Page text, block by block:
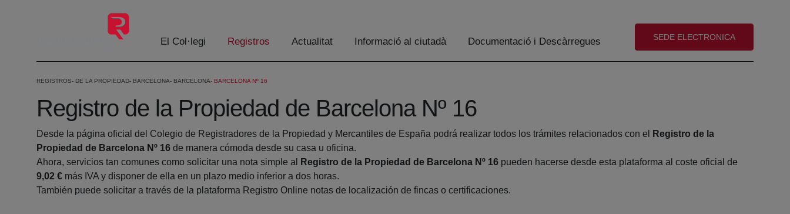
Salta al contingut principal
El Col·legi Registros Actualitat Informació al ciutadà Documentació i Descàrregues (abre en nueva ventana)
SEDE ELECTRONICA
REGISTROS DE LA PROPIEDAD BARCELONA BARCELONA BARCELONA Nº 16
Registro de la Propiedad de Barcelona Nº 16
Desde la página oficial del Colegio de Registradores de la Propiedad y Mercantiles de España podrá realizar todos los trámites relacionados con el
Registro de la
Propiedad de Barcelona Nº 16 de manera cómoda desde su casa u oficina.
Ahora, servicios tan comunes como solicitar una nota simple al
Registro de la Propiedad de Barcelona Nº 16 pueden hacerse desde esta plataforma al coste oficial de
9,02 € más IVA y disponer de ella en un plazo medio inferior a dos horas.
También puede solicitar a través de la plataforma Registro Online notas de localización de fincas o certificaciones.